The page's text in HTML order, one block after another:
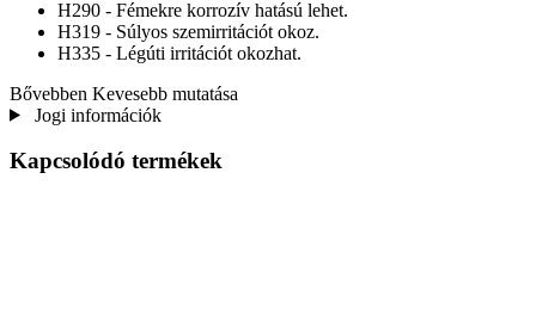
H290 - Fémekre korrozív hatású lehet.
H319 - Súlyos szemirritációt okoz.
H335 - Légúti irritációt okozhat.
Bővebben Kevesebb mutatása
Jogi információk
Kapcsolódó termékek